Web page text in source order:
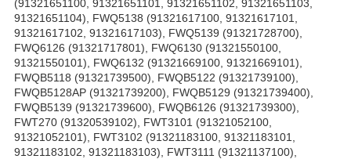
(91321651100, 91321651101, 91321651102, 91321651103,
91321651104), FWQ5138 (91321617100, 91321617101,
91321617102, 91321617103), FWQ5139 (91321728700),
FWQ6126 (91321717801), FWQ6130 (91321550100,
91321550101), FWQ6132 (91321669100, 91321669101),
FWQB5118 (91321739500), FWQB5122 (91321739100),
FWQB5128AP (91321739200), FWQB5129 (91321739400),
FWQB5139 (91321739600), FWQB6126 (91321739300),
FWT270 (91320539102), FWT3101 (91321052100,
91321052101), FWT3102 (91321183100, 91321183101,
91321183102, 91321183103), FWT3111 (91321137100),